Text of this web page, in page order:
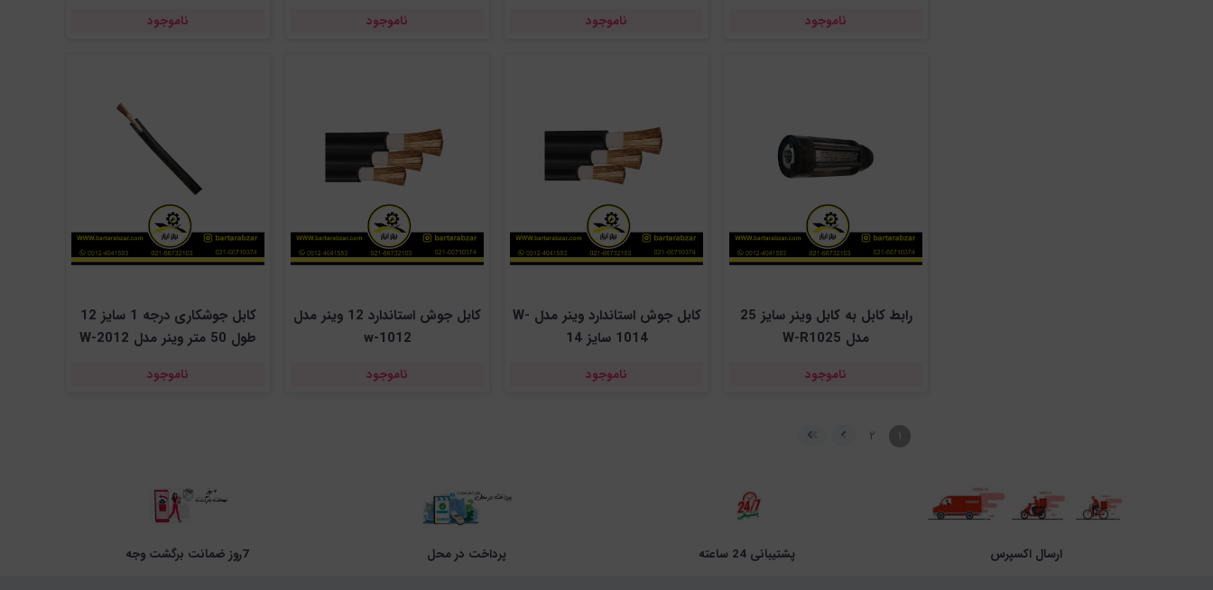
ناموجود ناموجود ناموجود ناموجود
رابط کابل به کابل وینر سایز 25
مدل W-R1025
ناموجود
کابل جوش استاندارد وینر مدل W-
1014 سایز 14
ناموجود
کابل جوش استاندارد 12 وینر مدل
w-1012
ناموجود
کابل جوشکاری درجه 1 سایز 12
طول 50 متر وینر مدل W-2012
ناموجود
۱ ۲
ارسال اکسپرس پشتیبانی 24 ساعته پرداخت در محل 7روز ضمانت برگشت وجه